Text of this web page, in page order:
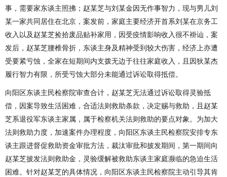
事，需要家东谈主照拂；赵某芝与刘某金因无作事智力，现与男儿刘
某一家共同居住在北京，案发前，家庭主要经济开首系刘某在京务工
收入以及赵某芝捡拾废品贴补家用，因受疫情影响收入很不褂讪，案
发后，赵某芝腰椎骨折，东谈主身及精神受到较大伤害，经济上亦遭
受要紧亏蚀，全家在短期间内支拨无边于往往家庭收入，且因狄某杰
履行智力有限，所受亏蚀大部分未能通过诉讼取得抵偿。
向阳区东谈主民检察院审查合计，赵某芝无法通过诉讼取得灵验抵
偿，因案导致生活困难，合适法则救助条款，决定赐与救助，且赵某
芝系退役军东谈主家属，属于检察机关法则救助的要点对象。为加大
法则救助力度，加速案件办理程度，向阳区东谈主民检察院安排专东
谈主跟进督促救助资金审批方法，裁汰审批和披发期间，第一期间向
赵某芝披发法则救助金，灵验缓解被救助东谈主家庭濒临的急迫生活
困难。针对赵某芝的具体情况，向阳区东谈主民检察院主动引导其肯